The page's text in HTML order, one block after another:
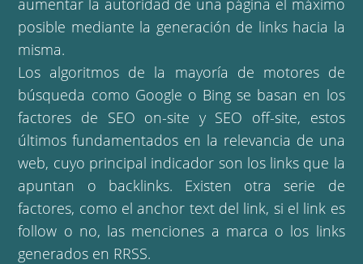
aumentar la autoridad de una página el máximo
posible mediante la generación de links hacia la
misma.
Los algoritmos de la mayoría de motores de
búsqueda como Google o Bing se basan en los
factores de SEO on-site y SEO off-site, estos
últimos fundamentados en la relevancia de una
web, cuyo principal indicador son los links que la
apuntan o backlinks. Existen otra serie de
factores, como el anchor text del link, si el link es
follow o no, las menciones a marca o los links
generados en RRSS.